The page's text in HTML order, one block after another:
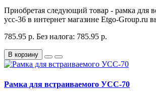
Приобретая следующий товар - рамка для
усс-36 в интернет магазине Etgo-Group.ru
785.95 р. Без налога: 785.95 р.
В корзину
Рамка для встраиваемого УСС-70